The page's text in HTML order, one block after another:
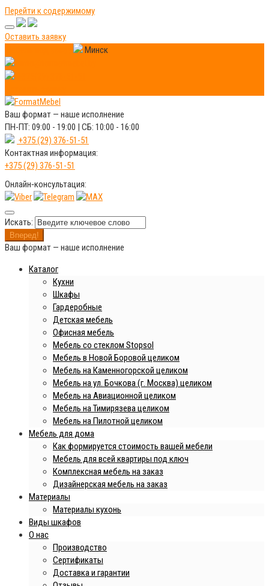
Перейти к содержимому
Оставить заявку
Минск
Ваш формат — наше исполнение
ПН-ПТ: 09:00 - 19:00 | СБ: 10:00 - 16:00
+375 (29) 376-51-51
Контактная информация:
+375 (29) 376-51-51
Онлайн‑консультация:
Искать:
Вперед!
Ваш формат — наше исполнение
Каталог
Кухни
Шкафы
Гардеробные
Детская мебель
Офисная мебель
Мебель со стеклом Stopsol
Мебель в Новой Боровой целиком
Мебель на Каменногорской целиком
Мебель на ул. Бочкова (г. Москва) целиком
Мебель на Авиационной целиком
Мебель на Тимирязева целиком
Мебель на Пилотной целиком
Мебель для дома
Как формируется стоимость вашей мебели
Мебель для всей квартиры под ключ
Комплексная мебель на заказ
Дизайнерская мебель на заказ
Материалы
Материалы кухонь
Виды шкафов
О нас
Производство
Сертификаты
Доставка и гарантии